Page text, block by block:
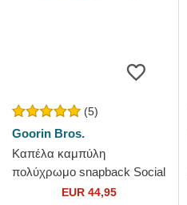
(5)
Goorin Bros.
Καπέλα καμπύλη
πολύχρωμο snapback Social
Remix The Farm Goorin
EUR 44,95